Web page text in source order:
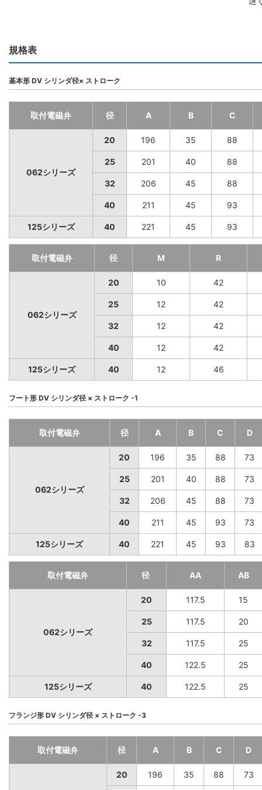
規格表
基本形 DV シリンダ径× ストローク
取付電磁弁 径 A B C
062シリーズ
20 196 35 88
25 201 40 88
32 206 45 88
40 211 45 93
125シリーズ 40 221 45 93
取付電磁弁 径 M R
062シリーズ
20 10 42
25 12 42
32 12 42
40 12 42
125シリーズ 40 12 46
フート形 DV シリンダ径 × ストローク -1
取付電磁弁 径 A B C D
062シリーズ
20 196 35 88 73
25 201 40 88 73
32 206 45 88 73
40 211 45 93 73
125シリーズ 40 221 45 93 83
取付電磁弁 径 AA AB
062シリーズ
20 117.5 15
25 117.5 20
32 117.5 25
40 122.5 25
125シリーズ 40 122.5 25
フランジ形 DV シリンダ径 × ストローク -3
取付電磁弁 径 A B C D
20 196 35 88 73